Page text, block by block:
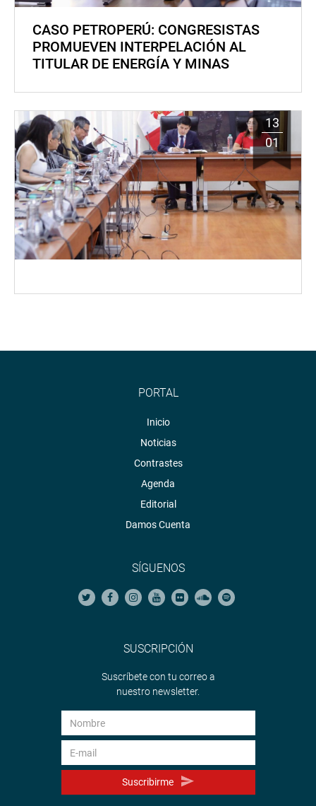
CASO PETROPERÚ: CONGRESISTAS
PROMUEVEN INTERPELACIÓN AL
TITULAR DE ENERGÍA Y MINAS
13
01
PORTAL
Inicio
Noticias
Contrastes
Agenda
Editorial
Damos Cuenta
SÍGUENOS
SUSCRIPCIÓN
Suscríbete con tu correo a
nuestro newsletter.
Suscribirme